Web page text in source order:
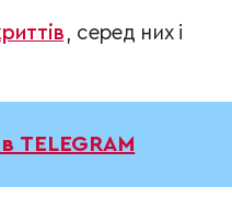
, серед них і
TELEGRAM